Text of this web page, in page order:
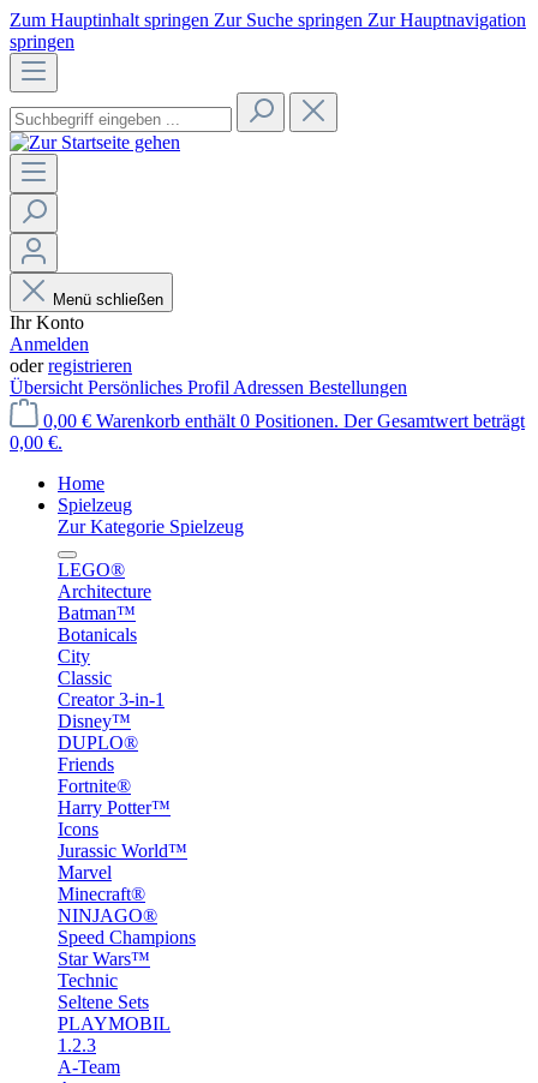
Zum Hauptinhalt springen Zur Suche springen Zur Hauptnavigation
springen
Menü schließen
Ihr Konto
Anmelden
oderregistrieren
Übersicht Persönliches Profil Adressen Bestellungen
0,00 € Warenkorb enthält 0 Positionen. Der Gesamtwert beträgt
0,00 €.
Home
Spielzeug
Zur Kategorie Spielzeug
LEGO®
Architecture
Batman™
Botanicals
City
Classic
Creator 3-in-1
Disney™
DUPLO®
Friends
Fortnite®
Harry Potter™
Icons
Jurassic World™
Marvel
Minecraft®
NINJAGO®
Speed Champions
Star Wars™
Technic
Seltene Sets
PLAYMOBIL
1.2.3
A-Team